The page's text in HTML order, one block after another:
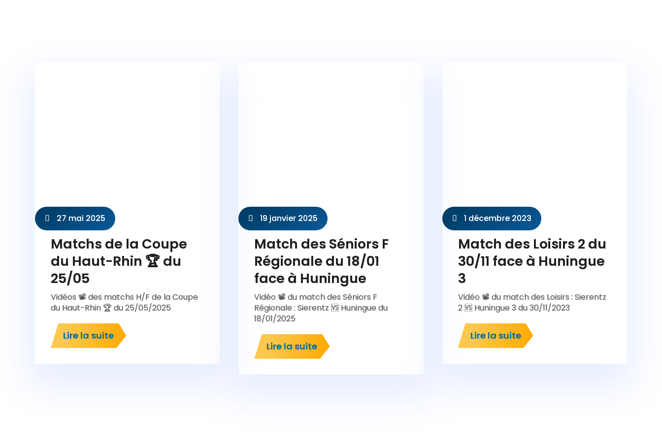
27 mai 2025
Matchs de la Coupe
du Haut-Rhin 🏆 du
25/05
Vidéos 📽️ des matchs H/F de la Coupe
du Haut-Rhin 🏆 du 25/05/2025
Lire la suite
19 janvier 2025
Match des Séniors F
Régionale du 18/01
face à Huningue
Vidéo 📽️ du match des Séniors F
Régionale : Sierentz 🆚 Huningue du
18/01/2025
Lire la suite
1 décembre 2023
Match des Loisirs 2 du
30/11 face à Huningue
3
Vidéo 📽️ du match des Loisirs : Sierentz
2 🆚 Huningue 3 du 30/11/2023
Lire la suite